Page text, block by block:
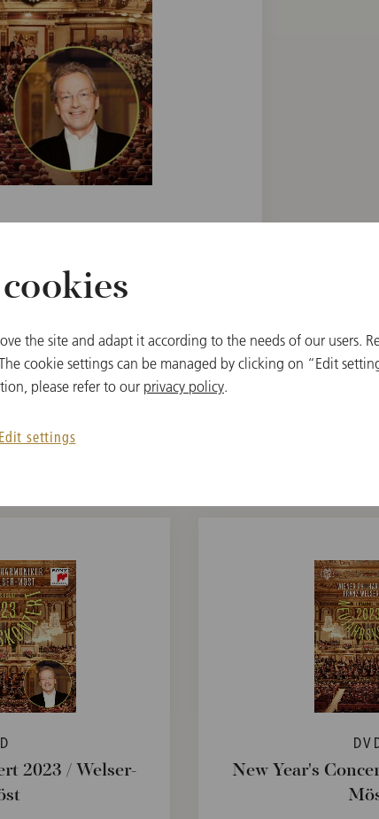
2023 / Welser-
New Year's
the site and adapt it according to the needs of our users.
cookie settings can be managed by clicking on “Edit
please refer to our privacy policy.
Edit settings